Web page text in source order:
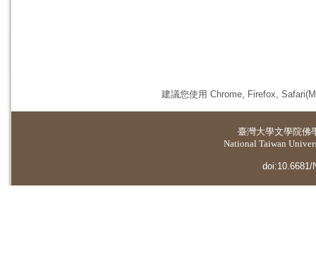
建議您使用 Chrome, Firefox,
臺灣大學文學院佛
National Taiwan
doi:10.6681/